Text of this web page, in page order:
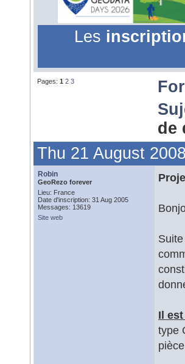
Les
Pages: 1 2 3
de
Thu 21 August
Robin
GeoRezo forever
Lieu: France
Date d'inscription: 31 Aug 2005
Messages: 13619
Site web
Il
type